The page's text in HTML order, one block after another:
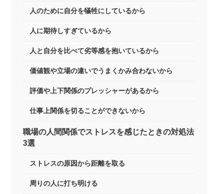
人のために自分を犠牲にしているから
人に期待しすぎているから
人と自分を比べて劣等感を抱いているから
価値観や立場の違いでうまくかみ合わないから
評価や上下関係のプレッシャーがあるから
仕事上関係を切ることができないから
職場の人間関係でストレスを感じたときの対処法
3選
ストレスの原因から距離を取る
周りの人に打ち明ける